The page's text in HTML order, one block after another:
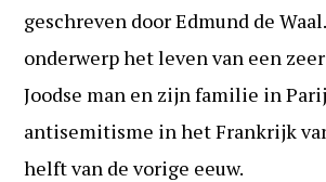
geschreven door Edmund de
onderwerp het leven van een
Joodse man en zijn familie in
antisemitisme in het Frankrijk
helft van de vorige eeuw.